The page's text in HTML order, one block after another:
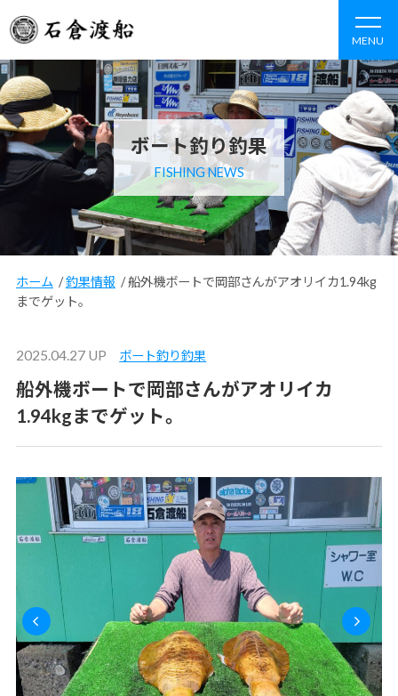
MENU
ボート釣り釣果
FISHING NEWS
ホーム /釣果情報 /船外機ボートで岡部さんがアオリイカ1.94kg
までゲット。
2025.04.27 UP ボート釣り釣果
船外機ボートで岡部さんがアオリイカ
1.94kgまでゲット。